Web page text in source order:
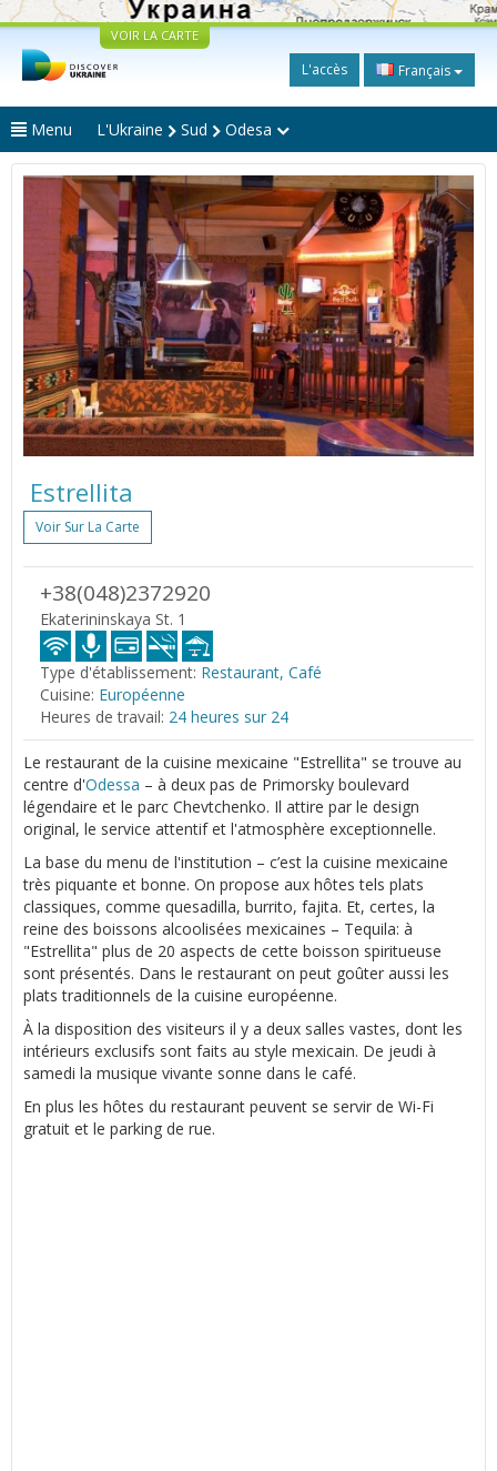
VOIR LA CARTE
L'accès Français
Menu L'Ukraine Sud Odesa
Estrellita
Voir Sur La Carte
+38(048)2372920
Ekaterininskaya St. 1
Type d'établissement: Restaurant, Café
Cuisine: Européenne
Heures de travail: 24 heures sur 24
Le restaurant de la cuisine mexicaine "Estrellita" se trouve au
centre d'Odessa – à deux pas de Primorsky boulevard
légendaire et le parc Chevtchenko. Il attire par le design
original, le service attentif et l'atmosphère exceptionnelle.
La base du menu de l'institution – c’est la cuisine mexicaine
très piquante et bonne. On propose aux hôtes tels plats
classiques, comme quesadilla, burrito, fajita. Et, certes, la
reine des boissons alcoolisées mexicaines – Tequila: à
"Estrellita" plus de 20 aspects de cette boisson spiritueuse
sont présentés. Dans le restaurant on peut goûter aussi les
plats traditionnels de la cuisine européenne.
À la disposition des visiteurs il y a deux salles vastes, dont les
intérieurs exclusifs sont faits au style mexicain. De jeudi à
samedi la musique vivante sonne dans le café.
En plus les hôtes du restaurant peuvent se servir de Wi-Fi
gratuit et le parking de rue.